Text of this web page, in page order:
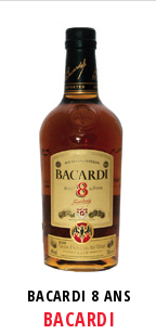
BACARDI 8 ANS
BACARDI